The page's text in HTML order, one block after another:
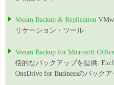
Veeam Backup & Replication
リケーション・ツール
Veeam Backup for Microsoft
括的なバックアップを提供:
OneDrive for Businessのバック